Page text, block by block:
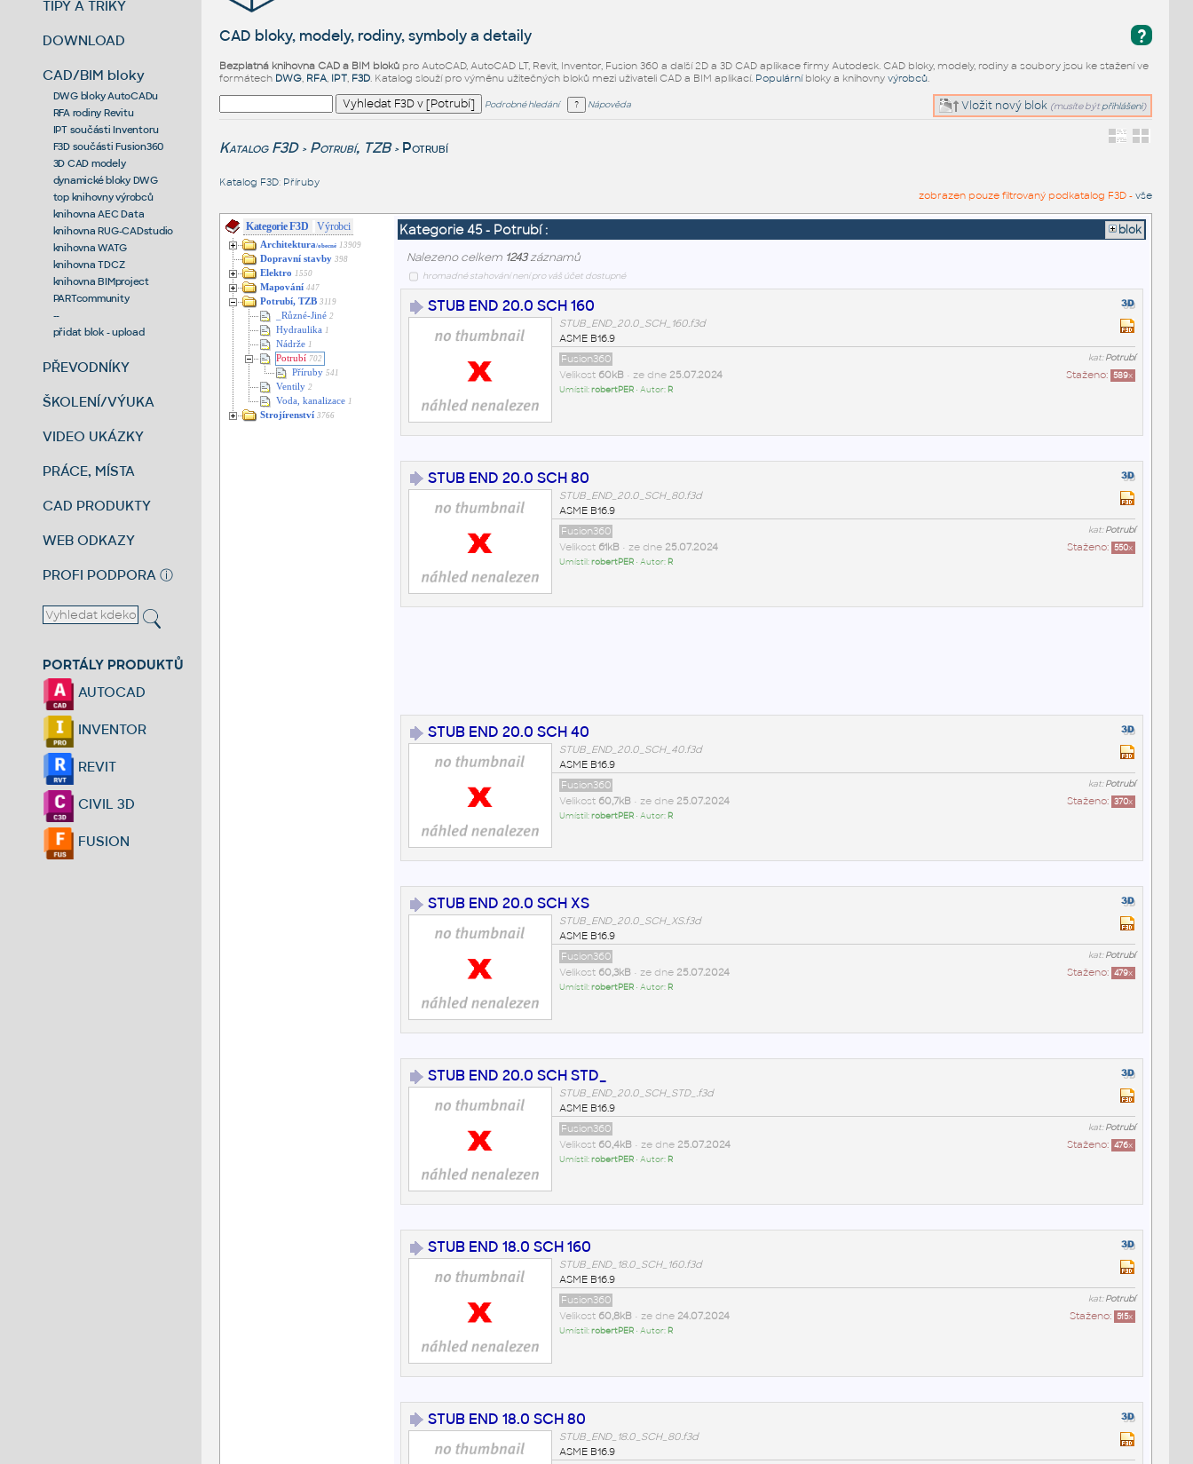
TIPY A TRIKY
DOWNLOAD
CAD/BIM bloky
DWG bloky AutoCADu
RFA rodiny Revitu
IPT součásti Inventoru
F3D součásti Fusion360
3D CAD modely
dynamické bloky DWG
top knihovny výrobců
knihovna AEC Data
knihovna RUG-CADstudio
knihovna WATG
knihovna TDCZ
knihovna BIMproject
PARTcommunity
--
přidat blok - upload
PŘEVODNÍKY
ŠKOLENÍ/VÝUKA
VIDEO UKÁZKY
PRÁCE, MÍSTA
CAD PRODUKTY
WEB ODKAZY
PROFI PODPORA ⓘ
PORTÁLY PRODUKTŮ
AUTOCAD
INVENTOR
REVIT
CIVIL 3D
FUSION
?
CAD bloky, modely, rodiny, symboly a detaily
Bezplatná knihovna CAD a BIM blokůpro AutoCAD, AutoCAD LT, Revit, Inventor, Fusion 360 a další 2D a 3D CAD aplikace firmy Autodesk. CAD bloky, modely, rodiny a soubory jsou ke stažení ve
formátech DWG, RFA, IPT, F3D. Katalog slouží pro výměnu užitečných bloků mezi uživateli CAD a BIM aplikací. Populárníbloky a knihovny výrobců.
Vložit nový blok (musíte být přihlášeni)
Podrobné hledání Nápověda
Katalog F3D > Potrubí, TZB > Potrubí
Katalog F3D: Příruby
zobrazen pouze filtrovaný podkatalog F3D -vše
Kategorie F3D Výrobci
Architektura/obecné 13909
Dopravní stavby 398
Elektro 1550
Mapování 447
Potrubí, TZB 3119
_Různé-Jiné 2
Hydraulika 1
Nádrže 1
Potrubí 702
Příruby 541
Ventily 2
Voda, kanalizace 1
Strojírenství 3766
Kategorie 45 - Potrubí :
blok
Nalezeno celkem 1243záznamů
hromadné stahování není pro váš účet dostupné
STUB END 20.0 SCH 160
STUB_END_20.0_SCH_160.f3d
ASME B16.9
kat:Potrubí
Fusion360
Staženo: 589x
Velikost 60kB• ze dne 25.07.2024
Umístil:robertPER• Autor: R
STUB END 20.0 SCH 80
STUB_END_20.0_SCH_80.f3d
ASME B16.9
kat:Potrubí
Fusion360
Staženo: 550x
Velikost 61kB• ze dne 25.07.2024
Umístil:robertPER• Autor: R
STUB END 20.0 SCH 40
STUB_END_20.0_SCH_40.f3d
ASME B16.9
kat:Potrubí
Fusion360
Staženo: 370x
Velikost 60,7kB• ze dne 25.07.2024
Umístil:robertPER• Autor: R
STUB END 20.0 SCH XS
STUB_END_20.0_SCH_XS.f3d
ASME B16.9
kat:Potrubí
Fusion360
Staženo: 479x
Velikost 60,3kB• ze dne 25.07.2024
Umístil:robertPER• Autor: R
STUB END 20.0 SCH STD_
STUB_END_20.0_SCH_STD_.f3d
ASME B16.9
kat:Potrubí
Fusion360
Staženo: 476x
Velikost 60,4kB• ze dne 25.07.2024
Umístil:robertPER• Autor: R
STUB END 18.0 SCH 160
STUB_END_18.0_SCH_160.f3d
ASME B16.9
kat:Potrubí
Fusion360
Staženo: 515x
Velikost 60,8kB• ze dne 24.07.2024
Umístil:robertPER• Autor: R
STUB END 18.0 SCH 80
STUB_END_18.0_SCH_80.f3d
ASME B16.9